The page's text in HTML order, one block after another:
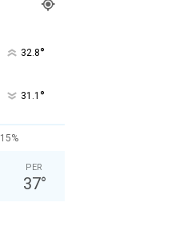
32.8°
31.1 °
15%
PER
37°